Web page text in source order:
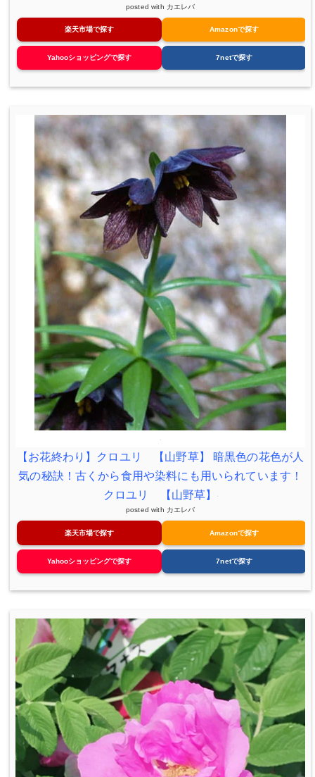
posted with カエレバ
楽天市場で探す Amazonで探す
Yahooショッピングで探す 7netで探す
【お花終わり】クロユリ 【山野草】 暗黒色の花色が人
気の秘訣！古くから食用や染料にも用いられています！
クロユリ 【山野草】
posted with カエレバ
楽天市場で探す Amazonで探す
Yahooショッピングで探す 7netで探す